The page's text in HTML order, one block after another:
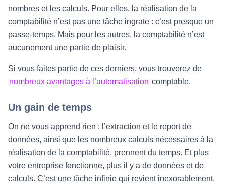
nombres et les calculs. Pour elles, la réalisation de la
comptabilité n’est pas une tâche ingrate : c’est presque un
passe-temps. Mais pour les autres, la comptabilité n’est
aucunement une partie de plaisir.
Si vous faites partie de ces derniers, vous trouverez de
nombreux avantages à l’automatisation comptable.
Un gain de temps
On ne vous apprend rien : l’extraction et le report de
données, ainsi que les nombreux calculs nécessaires à la
réalisation de la comptabilité, prennent du temps. Et plus
votre entreprise fonctionne, plus il y a de données et de
calculs. C’est une tâche infinie qui revient inexorablement.